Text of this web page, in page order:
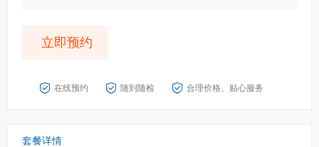
立即预约
在线预约 随到随检 合理价格、贴心服务
套餐详情